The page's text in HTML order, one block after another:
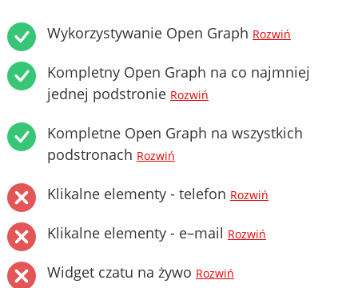
Wykorzystywanie Open Graph Rozwiń
Kompletny Open Graph na co najmniej
jednej podstronie Rozwiń
Kompletne Open Graph na wszystkich
podstronach Rozwiń
Klikalne elementy - telefon Rozwiń
Klikalne elementy - e–mail Rozwiń
Widget czatu na żywo Rozwiń